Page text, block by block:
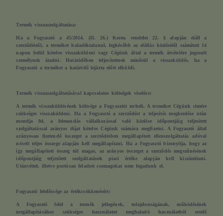
Termék visszaszolgáltatása:
Ha a Fogyasztó a 45/2014. (II. 26.) Korm. rendelet 22. § alapján eláll a
szerződéstől, a terméket haladéktalanul, legkésőbb az elállás közlésétől számított 14
napon belül köteles visszaküldeni vagy Cégünk által a termék átvételére jogosult
személynek átadni. Határidőben teljesítettnek minősül a visszaküldés, ha a
Fogyasztó a terméket a határidő lejárta előtt elküldi.
Termék visszaszolgáltatásával kapcsolatos költségek viselése:
A termék visszaküldésének költsége a Fogyasztót terheli. A terméket Cégünk címére
szükséges visszaküldeni. Ha a Fogyasztó a szerződést a teljesítés megkezdése után
mondja fel, a felmondás vállalkozással való közlése időpontjáig teljesített
szolgáltatással arányos díjat köteles Cégünk számára megfizetni. A Fogyasztó által
arányosan fizetendő összeget a szerződésben megállapított ellenszolgáltatás adóval
növelt teljes összege alapján kell megállapítani. Ha a Fogyasztó bizonyítja, hogy az
így megállapított összeg túl magas, az arányos összeget a szerződés megszűnésének
időpontjáig teljesített szolgáltatások piaci értéke alapján kell kiszámítani.
Utánvéttel, illetve portósan feladott csomagokat nem fogadunk el.
Fogyasztó felelőssége az értékcsökkenésért:
A Fogyasztó felel a termék jellegének, tulajdonságának, működésének
megállapításához szükséges használatot meghaladó használatból eredő